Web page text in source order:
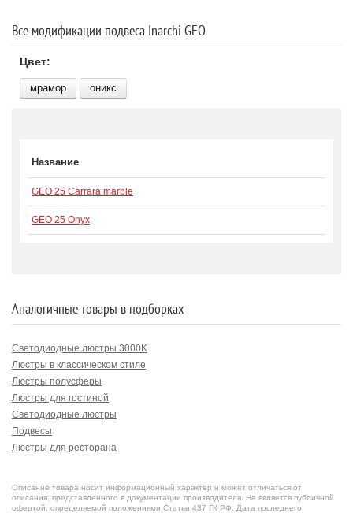
Все модификации подвеса Inarchi GEO
Цвет:
мрамор оникс
Название
GEO 25 Carrara marble
GEO 25 Onyx
Аналогичные товары в подборках
Светодиодные люстры 3000K
Люстры в классическом стиле
Люстры полусферы
Люстры для гостиной
Светодиодные люстры
Подвесы
Люстры для ресторана
Описание товара носит информационный характер и может отличаться от
описания, представленного в документации производителя. Не является публичной
офертой, определяемой положениями Статьи 437 ГК РФ. Дата последнего